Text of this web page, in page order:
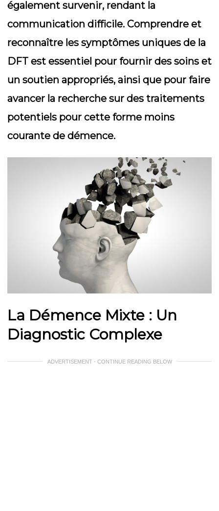
également survenir, rendant la
communication difficile. Comprendre et
reconnaître les symptômes uniques de la
DFT est essentiel pour fournir des soins et
un soutien appropriés, ainsi que pour faire
avancer la recherche sur des traitements
potentiels pour cette forme moins
courante de démence.
La Démence Mixte : Un
Diagnostic Complexe
ADVERTISEMENT - CONTINUE READING BELOW